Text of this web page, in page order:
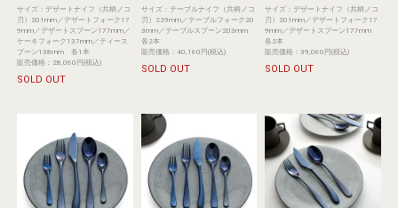
サイズ：デザートナイフ（共柄ノコ
刃）201mm／デザートフォーク17
9mm／デザートスプーン177mm／
ケーキフォーク137mm／ティース
プーン138mm 各1本
販売価格：28,060円(税込)
SOLD OUT
サイズ：テーブルナイフ（共柄ノコ
刃）229mm／テーブルフォーク20
3mm／テーブルスプーン203mm
各2本
販売価格：40,160円(税込)
SOLD OUT
サイズ：デザートナイフ（共柄ノコ
刃）201mm／デザートフォーク17
9mm／デザートスプーン177mm
各2本
販売価格：39,060円(税込)
SOLD OUT